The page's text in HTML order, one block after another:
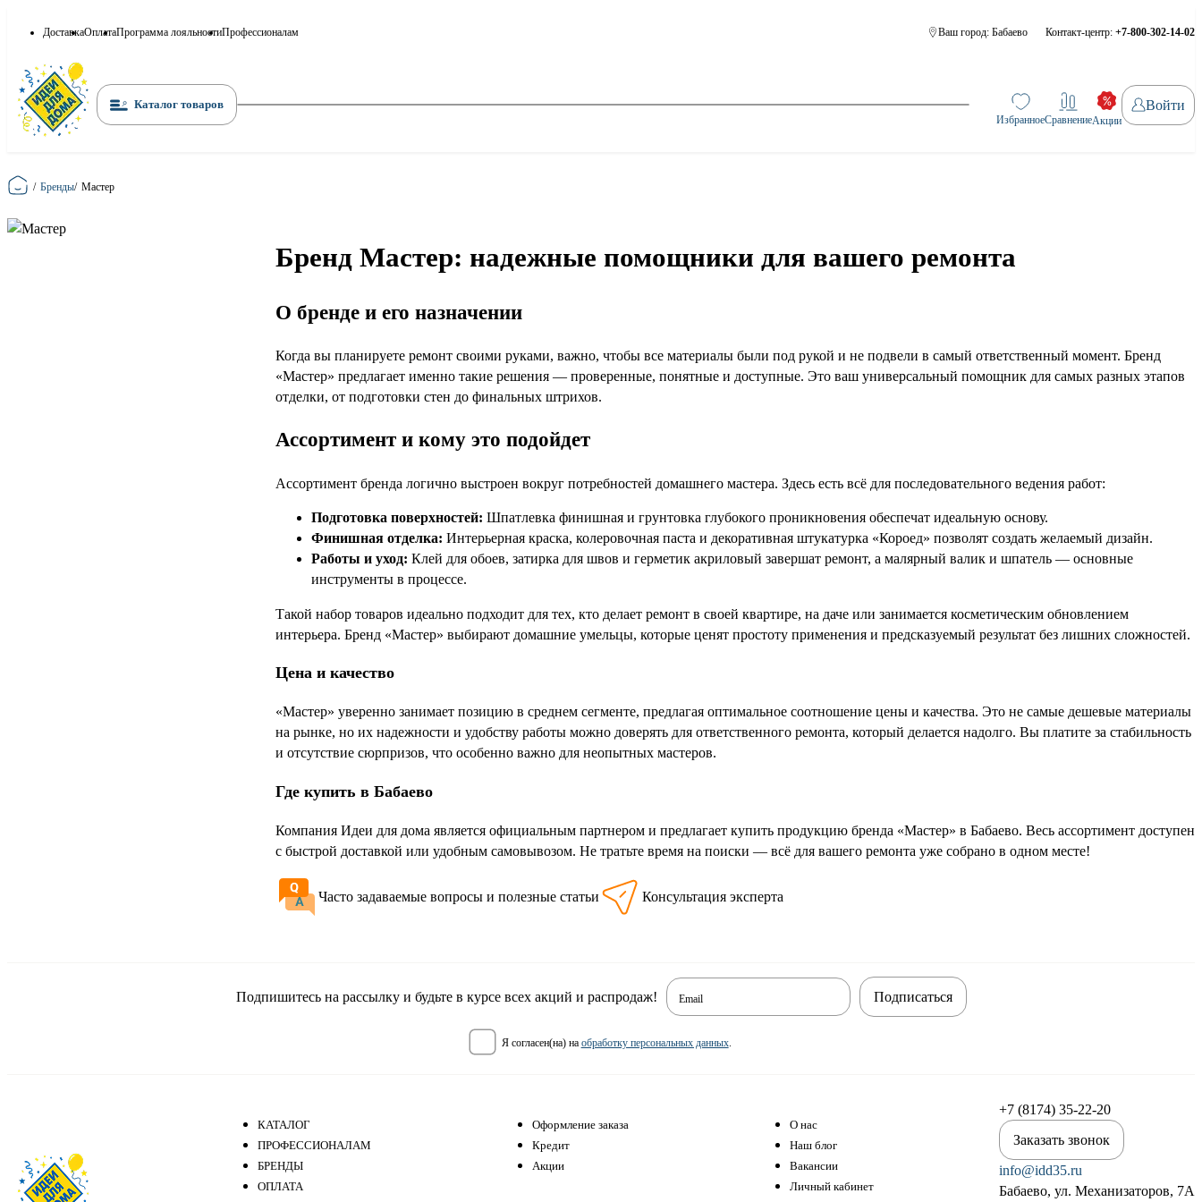
ДоставкаОплатаПрограмма лояльностиПрофессионалам Ваш город: Бабаево Контакт-центр: +7-800-302-14-02
Каталог товаров
ИзбранноеСравнениеАкции
Войти
Главная
/ Бренды/ Мастер
Бренд Мастер: надежные помощники для вашего ремонта
О бренде и его назначении
Когда вы планируете ремонт своими руками, важно, чтобы все материалы были под рукой и не подвели в самый ответственный момент. Бренд
«Мастер» предлагает именно такие решения — проверенные, понятные и доступные. Это ваш универсальный помощник для самых разных этапов
отделки, от подготовки стен до финальных штрихов.
Ассортимент и кому это подойдет
Ассортимент бренда логично выстроен вокруг потребностей домашнего мастера. Здесь есть всё для последовательного ведения работ:
Подготовка поверхностей: Шпатлевка финишная и грунтовка глубокого проникновения обеспечат идеальную основу.
Финишная отделка: Интерьерная краска, колеровочная паста и декоративная штукатурка «Короед» позволят создать желаемый дизайн.
Работы и уход: Клей для обоев, затирка для швов и герметик акриловый завершат ремонт, а малярный валик и шпатель — основные
инструменты в процессе.
Такой набор товаров идеально подходит для тех, кто делает ремонт в своей квартире, на даче или занимается косметическим обновлением
интерьера. Бренд «Мастер» выбирают домашние умельцы, которые ценят простоту применения и предсказуемый результат без лишних сложностей.
Цена и качество
«Мастер» уверенно занимает позицию в среднем сегменте, предлагая оптимальное соотношение цены и качества. Это не самые дешевые материалы
на рынке, но их надежности и удобству работы можно доверять для ответственного ремонта, который делается надолго. Вы платите за стабильность
и отсутствие сюрпризов, что особенно важно для неопытных мастеров.
Где купить в Бабаево
Компания Идеи для дома является официальным партнером и предлагает купить продукцию бренда «Мастер» в Бабаево. Весь ассортимент доступен
с быстрой доставкой или удобным самовывозом. Не тратьте время на поиски — всё для вашего ремонта уже собрано в одном месте!
Часто задаваемые вопросы и полезные статьи Консультация эксперта
Подпишитесь на рассылку и будьте в курсе всех акций и распродаж! Email
я согласен(на) на обработку персональных данных.
Подписаться
КАТАЛОГ
ПРОФЕССИОНАЛАМ
БРЕНДЫ
ОПЛАТА
Оформление заказа
Кредит
Акции
О нас
Наш блог
Вакансии
Личный кабинет
+7 (8174) 35-22-20
Заказать звонок
info@idd35.ru
Бабаево, ул. Механизаторов, 7А